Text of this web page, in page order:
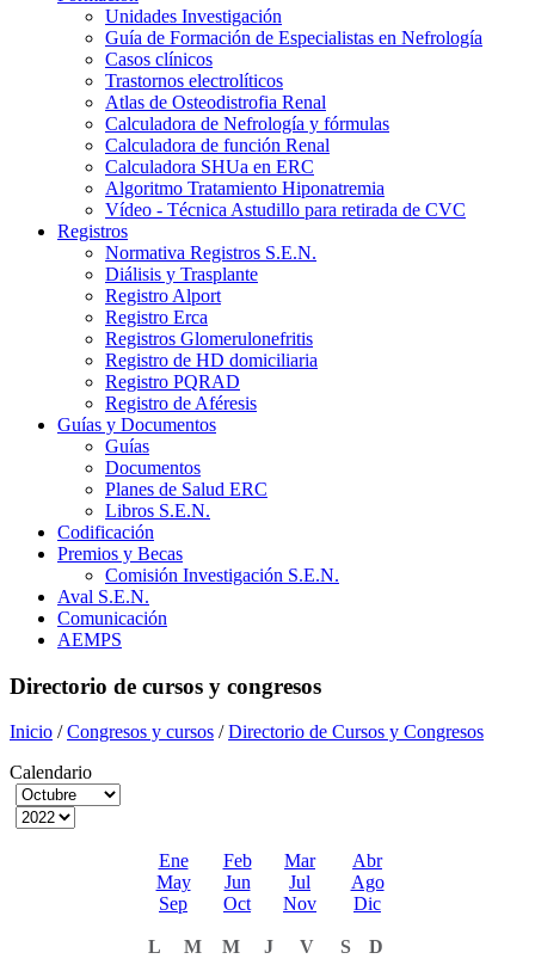
Unidades Investigación
Guía de Formación de Especialistas en Nefrología
Casos clínicos
Trastornos electrolíticos
Atlas de Osteodistrofia Renal
Calculadora de Nefrología y fórmulas
Calculadora de función Renal
Calculadora SHUa en ERC
Algoritmo Tratamiento Hiponatremia
Vídeo - Técnica Astudillo para retirada de CVC
Registros
Normativa Registros S.E.N.
Diálisis y Trasplante
Registro Alport
Registro Erca
Registros Glomerulonefritis
Registro de HD domiciliaria
Registro PQRAD
Registro de Aféresis
Guías y Documentos
Guías
Documentos
Planes de Salud ERC
Libros S.E.N.
Codificación
Premios y Becas
Comisión Investigación S.E.N.
Aval S.E.N.
Comunicación
AEMPS
Directorio de cursos y congresos
Inicio /Congresos y cursos /Directorio de Cursos y Congresos
Calendario
Ene Feb Mar
Abr
May
Jun Jul
Ago
Sep
Oct Nov Dic
L M M J V S
D